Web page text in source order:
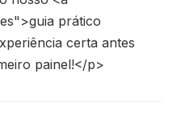
prático
certa antes
painel!</p>